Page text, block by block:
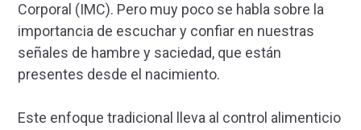
Corporal (IMC). Pero muy poco se habla sobre la
importancia de escuchar y confiar en nuestras
señales de hambre y saciedad, que están
presentes desde el nacimiento.
Este enfoque tradicional lleva al control alimenticio